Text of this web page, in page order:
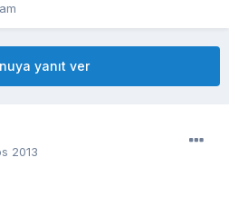
yanıt ver
2013